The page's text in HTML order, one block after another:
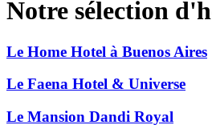
Notre sélection
Le Home Hotel à Buenos Aires
Le Faena Hotel & Universe
Le Mansion Dandi Royal